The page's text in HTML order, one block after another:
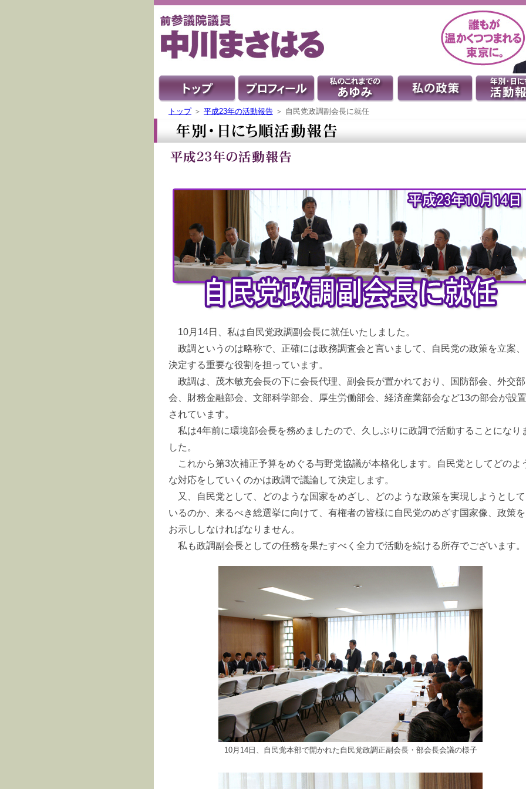
トップ＞ 平成23年の活動報告 ＞ 自民党政調副会長に就任
10月14日、私は自民党政調副会長に就任いたしました。
政調というのは略称で、正確には政務調査会と言いまして、自民党の政策を立案、
決定する重要な役割を担っています。
政調は、茂木敏充会長の下に会長代理、副会長が置かれており、国防部会、外交部
会、財務金融部会、文部科学部会、厚生労働部会、経済産業部会など13の部会が設置
されています。
私は4年前に環境部会長を務めましたので、久しぶりに政調で活動することになり
した。
これから第3次補正予算をめぐる与野党協議が本格化します。自民党としてどのよ
な対応をしていくのかは政調で議論して決定します。
又、自民党として、どのような国家をめざし、どのような政策を実現しようとして
いるのか、来るべき総選挙に向けて、有権者の皆様に自民党のめざす国家像、政策を
お示ししなければなりません。
私も政調副会長としての任務を果たすべく全力で活動を続ける所存でございます。
10月14日、自民党本部で開かれた自民党政調正副会長・部会長会議の様子